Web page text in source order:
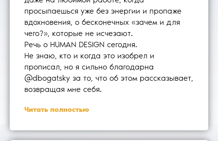
просыпаешься уже без энергии и пропаже
вдохновения, о бесконечных «зачем и для
чего?», которые не исчезают.
Речь о HUMAN DESIGN сегодня.
Не знаю, кто и когда это изобрел и
прописал, но я сильно благодарна
@dbogatsky за то, что об этом рассказывает,
возвращая мне себя.
Читать полностью